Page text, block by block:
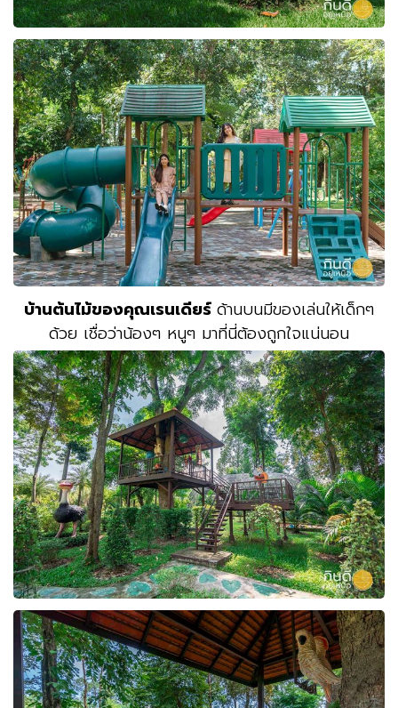
บ้านต้นไม้ของคุณเรนเดียร์ ด้านบนมีของเล่นให้เด็กๆ
ด้วย เชื่อว่าน้องๆ หนูๆ มาที่นี่ต้องถูกใจแน่นอน